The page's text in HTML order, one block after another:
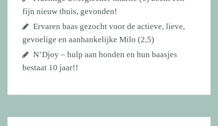
fijn nieuw thuis, gevonden!
Ervaren baas gezocht voor de actieve, lieve,
gevoelige en aanhankelijke Milo (2,5)
N’Djoy – hulp aan honden en hun baasjes
bestaat 10 jaar!!